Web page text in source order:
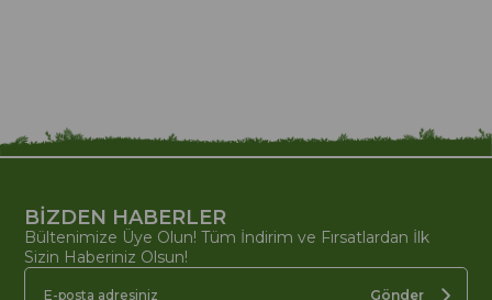
BİZDEN HABERLER
Bültenimize Üye Olun! Tüm İndirim ve Fırsatlardan İlk
Sizin Haberiniz Olsun!
Gönder